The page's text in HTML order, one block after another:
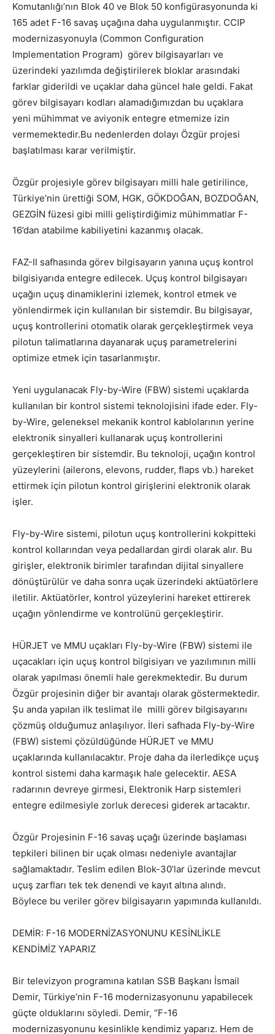
Komutanlığı’nın Blok 40 ve Blok 50 konfigürasyonunda ki
165 adet F-16 savaş uçağına daha uygulanmıştır. CCIP
modernizasyonuyla (Common Configuration
Implementation Program) görev bilgisayarları ve
üzerindeki yazılımda değiştirilerek bloklar arasındaki
farklar giderildi ve uçaklar daha güncel hale geldi. Fakat
görev bilgisayarı kodları alamadığımızdan bu uçaklara
yeni mühimmat ve aviyonik entegre etmemize izin
vermemektedir.Bu nedenlerden dolayı Özgür projesi
başlatılması karar verilmiştir.
Özgür projesiyle görev bilgisayarı milli hale getirilince,
Türkiye’nin ürettiği SOM, HGK, GÖKDOĞAN, BOZDOĞAN,
GEZGİN füzesi gibi milli geliştirdiğimiz mühimmatlar F-
16’dan atabilme kabiliyetini kazanmış olacak.
FAZ-II safhasında görev bilgisayarın yanına uçuş kontrol
bilgisiyarıda entegre edilecek. Uçuş kontrol bilgisayarı
uçağın uçuş dinamiklerini izlemek, kontrol etmek ve
yönlendirmek için kullanılan bir sistemdir. Bu bilgisayar,
uçuş kontrollerini otomatik olarak gerçekleştirmek veya
pilotun talimatlarına dayanarak uçuş parametrelerini
optimize etmek için tasarlanmıştır.
Yeni uygulanacak Fly-by-Wire (FBW) sistemi uçaklarda
kullanılan bir kontrol sistemi teknolojisini ifade eder. Fly-
by-Wire, geleneksel mekanik kontrol kablolarının yerine
elektronik sinyalleri kullanarak uçuş kontrollerini
gerçekleştiren bir sistemdir. Bu teknoloji, uçağın kontrol
yüzeylerini (ailerons, elevons, rudder, flaps vb.) hareket
ettirmek için pilotun kontrol girişlerini elektronik olarak
işler.
Fly-by-Wire sistemi, pilotun uçuş kontrollerini kokpitteki
kontrol kollarından veya pedallardan girdi olarak alır. Bu
girişler, elektronik birimler tarafından dijital sinyallere
dönüştürülür ve daha sonra uçak üzerindeki aktüatörlere
iletilir. Aktüatörler, kontrol yüzeylerini hareket ettirerek
uçağın yönlendirme ve kontrolünü gerçekleştirir.
HÜRJET ve MMU uçakları Fly-by-Wire (FBW) sistemi ile
uçacakları için uçuş kontrol bilgisiyarı ve yazılımının milli
olarak yapılması önemli hale gerekmektedir. Bu durum
Özgür projesinin diğer bir avantajı olarak göstermektedir.
Şu anda yapılan ilk teslimat ile milli görev bilgisayarını
çözmüş olduğumuz anlaşılıyor. İleri safhada Fly-by-Wire
(FBW) sistemi çözüldüğünde HÜRJET ve MMU
uçaklarında kullanılacaktır. Proje daha da ilerledikçe uçuş
kontrol sistemi daha karmaşık hale gelecektir. AESA
radarının devreye girmesi, Elektronik Harp sistemleri
entegre edilmesiyle zorluk derecesi giderek artacaktır.
Özgür Projesinin F-16 savaş uçağı üzerinde başlaması
tepkileri bilinen bir uçak olması nedeniyle avantajlar
sağlamaktadır. Teslim edilen Blok-30’lar üzerinde mevcut
uçuş zarfları tek tek denendi ve kayıt altına alındı.
Böylece bu veriler görev bilgisayarın yapımında kullanıldı.
DEMİR: F-16 MODERNİZASYONUNU KESİNLİKLE
KENDİMİZ YAPARIZ
Bir televizyon programına katılan SSB Başkanı İsmail
Demir, Türkiye’nin F-16 modernizasyonunu yapabilecek
güçte olduklarını söyledi. Demir, “F-16
modernizasyonunu kesinlikle kendimiz yaparız. Hem de